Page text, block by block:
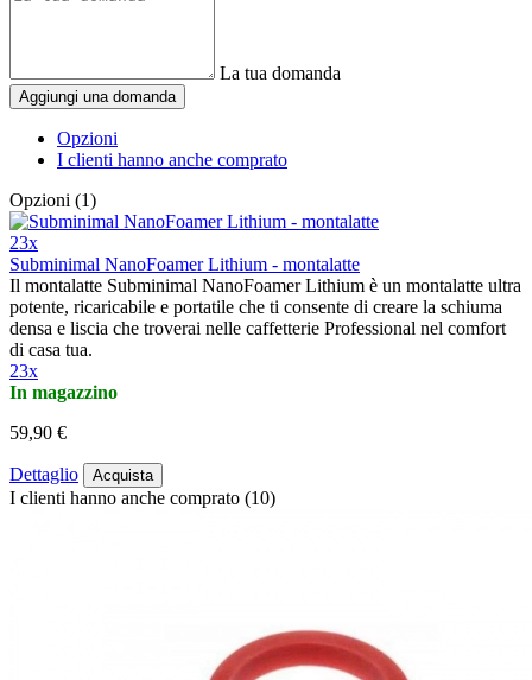
La tua domanda
Aggiungi una domanda
Opzioni
I clienti hanno anche comprato
Opzioni (1)
23x
Subminimal NanoFoamer Lithium - montalatte
Il montalatte Subminimal NanoFoamer Lithium è un montalatte ultra
potente, ricaricabile e portatile che ti consente di creare la schiuma
densa e liscia che troverai nelle caffetterie Professional nel comfort
di casa tua.
23x
In magazzino
59,90 €
Dettaglio Acquista
I clienti hanno anche comprato (10)